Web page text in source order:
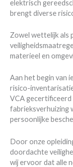
elektrisch
brengt diverse
Zowel wettelijk als
materieel en
Aan het begin van
risico-
VCA gecertificeerd
fabrieksverhuizing
persoonlijke
Door onze
doordachte
wij ervoor dat alle